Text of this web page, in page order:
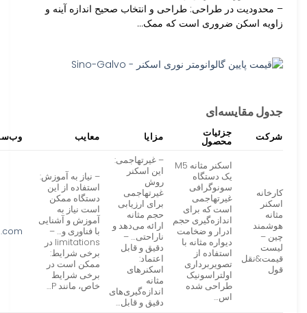
– محدودیت در طراحی: طراحی و انتخاب صحیح اندازه آینه و
زاویه اسکن ضروری است که ممک…
جدول مقایسه‌ای
شرکت جزئیات
محصول مزایا معایب
کارخانه
اسکنر
مثانه
هوشمند
چین –
لیست
قیمت&نقل
قول
اسکنر مثانه M5
یک دستگاه
سونوگرافی
غیرتهاجمی
است که برای
اندازه‌گیری حجم
ادرار و ضخامت
دیواره مثانه با
استفاده از
تصویربرداری
اولتراسونیک
طراحی شده
اس…
– غیرتهاجمی:
این اسکنر
روش
غیرتهاجمی
برای ارزیابی
حجم مثانه
ارائه می‌دهد و
ناراحتی… –
دقیق و قابل
اعتماد:
اسکنرهای
مثانه
اندازه‌گیری‌های
دقیق و قابل…
– نیاز به آموزش:
استفاده از این
دستگاه ممکن
است نیاز به
آموزش و آشنایی
با فناوری و… –
limitations در
برخی شرایط:
ممکن است در
برخی شرایط
خاص، مانند P…